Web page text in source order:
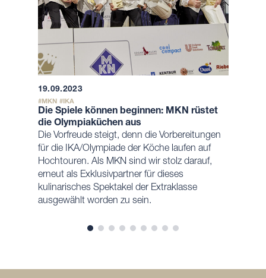
19.09.2023
MKN IKA
Die Spiele können beginnen: MKN rüstet
die Olympiaküchen aus
Die Vorfreude steigt, denn die Vorbereitungen
für die IKA/Olympiade der Köche laufen auf
Hochtouren. Als MKN sind wir stolz darauf,
erneut als Exklusivpartner für dieses
kulinarisches Spektakel der Extraklasse
ausgewählt worden zu sein.